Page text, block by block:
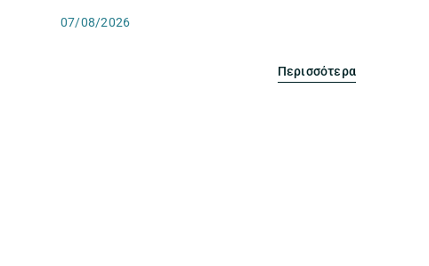
07/08/2026
Περισσότερα